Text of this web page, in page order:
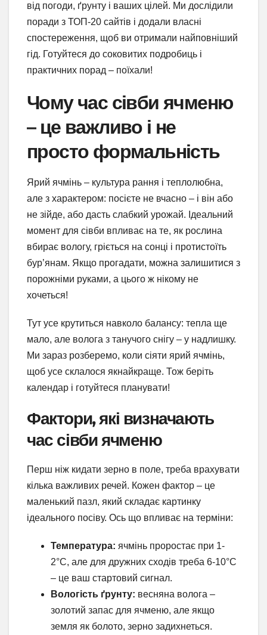
від погоди, ґрунту і ваших цілей. Ми дослідили
поради з ТОП-20 сайтів і додали власні
спостереження, щоб ви отримали найповніший
гід. Готуйтеся до соковитих подробиць і
практичних порад – поїхали!
Чому час сівби ячменю
– це важливо і не
просто формальність
Ярий ячмінь – культура рання і теплолюбна,
але з характером: посієте не вчасно – і він або
не зійде, або дасть слабкий урожай. Ідеальний
момент для сівби впливає на те, як рослина
вбирає вологу, гріється на сонці і протистоїть
бур’янам. Якщо прогадати, можна залишитися з
порожніми руками, а цього ж нікому не
хочеться!
Тут усе крутиться навколо балансу: тепла ще
мало, але волога з танучого снігу – у надлишку.
Ми зараз розберемо, коли сіяти ярий ячмінь,
щоб усе склалося якнайкраще. Тож беріть
календар і готуйтеся планувати!
Фактори, які визначають
час сівби ячменю
Перш ніж кидати зерно в поле, треба врахувати
кілька важливих речей. Кожен фактор – це
маленький пазл, який складає картинку
ідеального посіву. Ось що впливає на терміни:
Температура: ячмінь проростає при 1-
2°C, але для дружних сходів треба 6-10°C
– це ваш стартовий сигнал.
Вологість ґрунту: весняна волога –
золотий запас для ячменю, але якщо
земля як болото, зерно задихнеться.